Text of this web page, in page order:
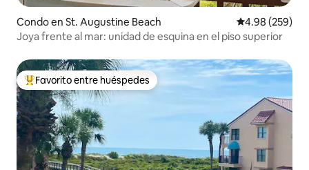
Condo en St. Augustine Beach Calificación
4.98 (259)
Joya frente al mar: unidad de esquina en el piso superior
Favorito entre huéspedes preferido
Favorito entre huéspedes